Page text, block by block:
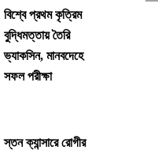
বিশ্বে প্রথম কৃত্রিম
বুদ্ধিমত্তায় তৈরি
ভ্যাকসিন, মানবদেহে
সফল পরীক্ষা
স্তন ক্যান্সারে রোগীর